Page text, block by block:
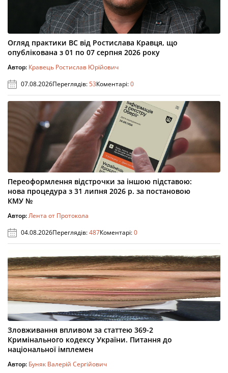
Огляд практики ВС від Ростислава Кравця, що
опублікована з 01 по 07 серпня 2026 року
Автор: Кравець Ростислав Юрійович
07.08.2026Переглядів:53Коментарі:0
Переоформлення відстрочки за іншою підставою:
нова процедура з 31 липня 2026 р. за постановою
КМУ №
Автор:Лента от Протокола
04.08.2026Переглядів:487Коментарі:0
Зловживання впливом за статтею 369-2
Кримінального кодексу України. Питання до
національної імплемен
Автор: Буняк Валерій Сергійович